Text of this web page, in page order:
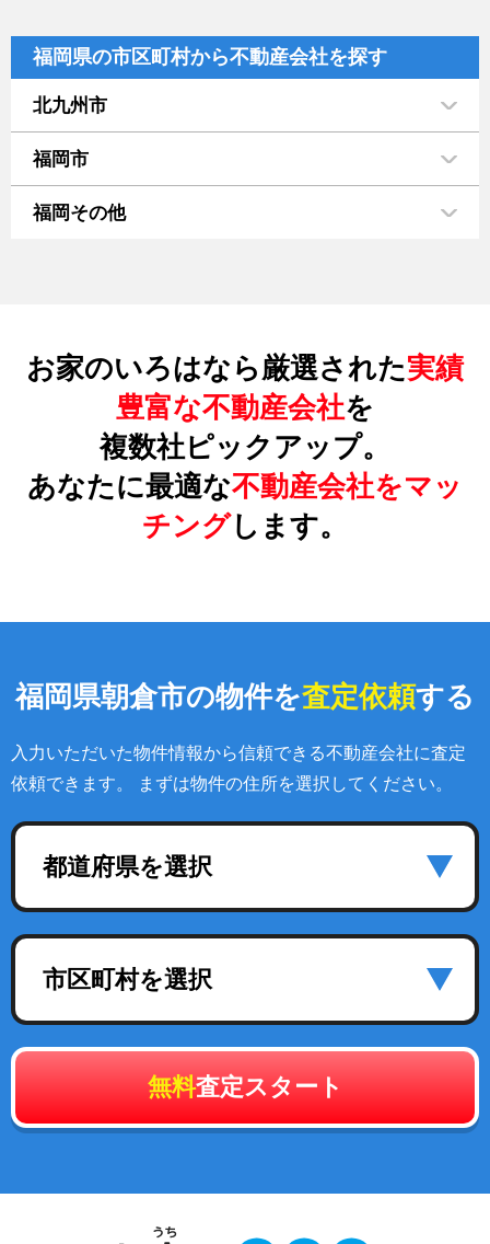
福岡県の市区町村から不動産会社を探す
北九州市
福岡市
福岡その他
お家のいろはなら厳選された実績
豊富な不動産会社を
複数社ピックアップ。
あなたに最適な不動産会社をマッ
チングします。
福岡県朝倉市の物件を査定依頼する
入力いただいた物件情報から信頼できる不動産会社に査定
依頼できます。 まずは物件の住所を選択してください。
都道府県を選択
市区町村を選択
無料査定スタート